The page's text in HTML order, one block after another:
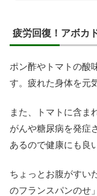
疲労回復！アボカ
ポン酢やトマトの酸
す。疲れた身体を元
また、トマトに含ま
がんや糖尿病を発症
あるので健康にも良
ちょっとお腹がすい
のフランスパンのせ